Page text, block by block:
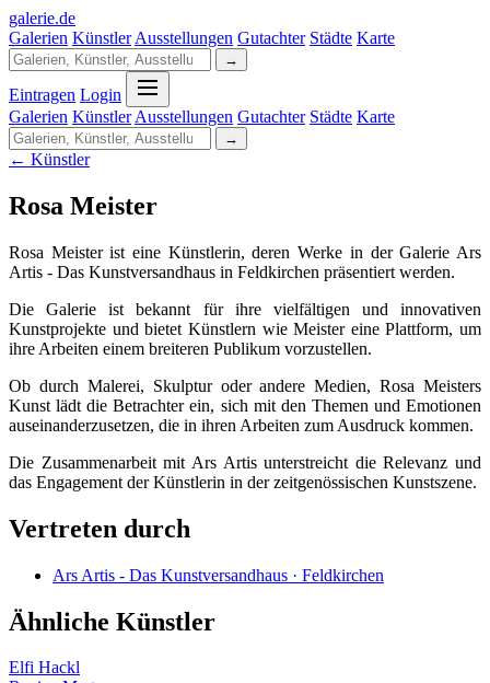
galerie.de
Galerien Künstler Ausstellungen Gutachter Städte Karte
→
Eintragen Login
Galerien Künstler Ausstellungen Gutachter Städte Karte
→
← Künstler
Rosa Meister
Rosa Meister ist eine Künstlerin, deren Werke in der Galerie Ars
Artis - Das Kunstversandhaus in Feldkirchen präsentiert werden.
Die Galerie ist bekannt für ihre vielfältigen und innovativen
Kunstprojekte und bietet Künstlern wie Meister eine Plattform, um
ihre Arbeiten einem breiteren Publikum vorzustellen.
Ob durch Malerei, Skulptur oder andere Medien, Rosa Meisters
Kunst lädt die Betrachter ein, sich mit den Themen und Emotionen
auseinanderzusetzen, die in ihren Arbeiten zum Ausdruck kommen.
Die Zusammenarbeit mit Ars Artis unterstreicht die Relevanz und
das Engagement der Künstlerin in der zeitgenössischen Kunstszene.
Vertreten durch
Ars Artis - Das Kunstversandhaus · Feldkirchen
Ähnliche Künstler
Elfi Hackl